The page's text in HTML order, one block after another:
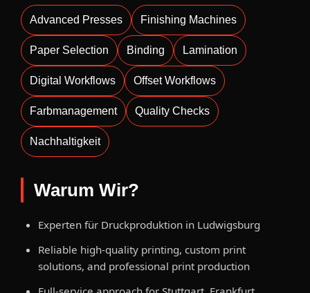
Advanced Presses Finishing Machines
Paper Selection Binding Lamination
Digital Workflows Offset Workflows
Farbmanagement Quality Checks
Nachhaltigkeit
Warum Wir?
Experten für Druckproduktion in Ludwigsburg
Reliable high-quality printing, custom print
solutions, and professional print production